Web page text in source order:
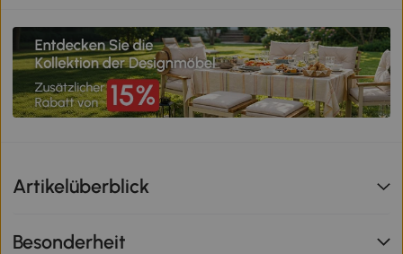
Artikelüberblick
Besonderheit